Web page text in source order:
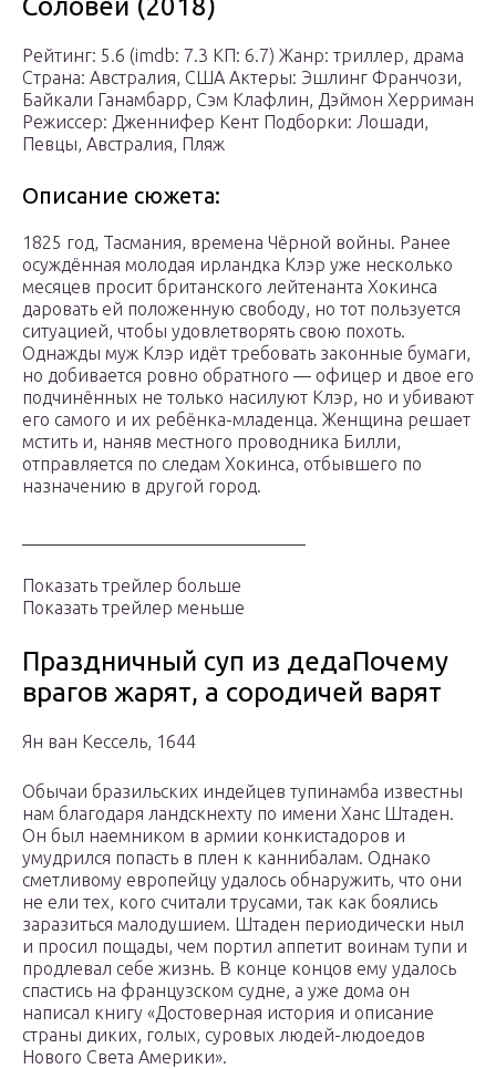
Соловей (2018)
Рейтинг: 5.6 (imdb: 7.3 КП: 6.7) Жанр: триллер, драма
Страна: Австралия, США Актеры: Эшлинг Франчози,
Байкали Ганамбарр, Сэм Клафлин, Дэймон Херриман
Режиссер: Дженнифер Кент Подборки: Лошади,
Певцы, Австралия, Пляж
Описание сюжета:
1825 год, Тасмания, времена Чёрной войны. Ранее
осуждённая молодая ирландка Клэр уже несколько
месяцев просит британского лейтенанта Хокинса
даровать ей положенную свободу, но тот пользуется
ситуацией, чтобы удовлетворять свою похоть.
Однажды муж Клэр идёт требовать законные бумаги,
но добивается ровно обратного — офицер и двое его
подчинённых не только насилуют Клэр, но и убивают
его самого и их ребёнка-младенца. Женщина решает
мстить и, наняв местного проводника Билли,
отправляется по следам Хокинса, отбывшего по
назначению в другой город.
Показать трейлер больше
Показать трейлер меньше
Праздничный суп из дедаПочему
врагов жарят, а сородичей варят
Ян ван Кессель, 1644
Обычаи бразильских индейцев тупинамба известны
нам благодаря ландскнехту по имени Ханс Штаден.
Он был наемником в армии конкистадоров и
умудрился попасть в плен к каннибалам. Однако
сметливому европейцу удалось обнаружить, что они
не ели тех, кого считали трусами, так как боялись
заразиться малодушием. Штаден периодически ныл
и просил пощады, чем портил аппетит воинам тупи и
продлевал себе жизнь. В конце концов ему удалось
спастись на французском судне, а уже дома он
написал книгу «Достоверная история и описание
страны диких, голых, суровых людей-людоедов
Нового Света Америки».